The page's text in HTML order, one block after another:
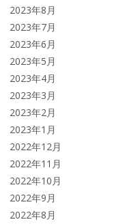
2023年8月
2023年7月
2023年6月
2023年5月
2023年4月
2023年3月
2023年2月
2023年1月
2022年12月
2022年11月
2022年10月
2022年9月
2022年8月